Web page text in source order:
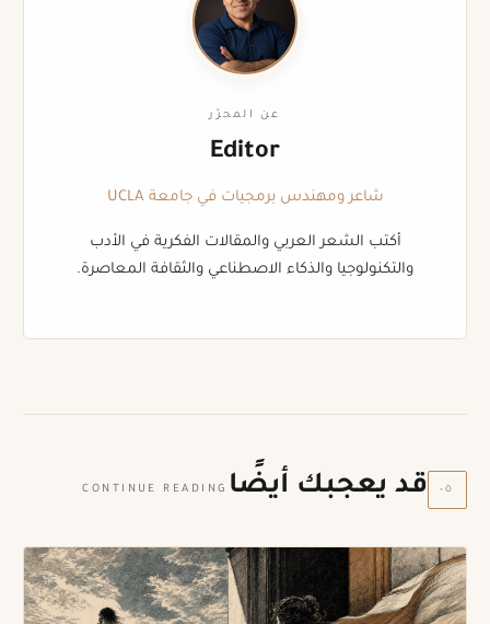
عن المحرّر
Editor
شاعر ومهندس برمجيات في جامعة UCLA
أكتب الشعر العربي والمقالات الفكرية في الأدب
والتكنولوجيا والذكاء الاصطناعي والثقافة المعاصرة.
٠٥ قد يعجبك أيضًا CONTINUE READING